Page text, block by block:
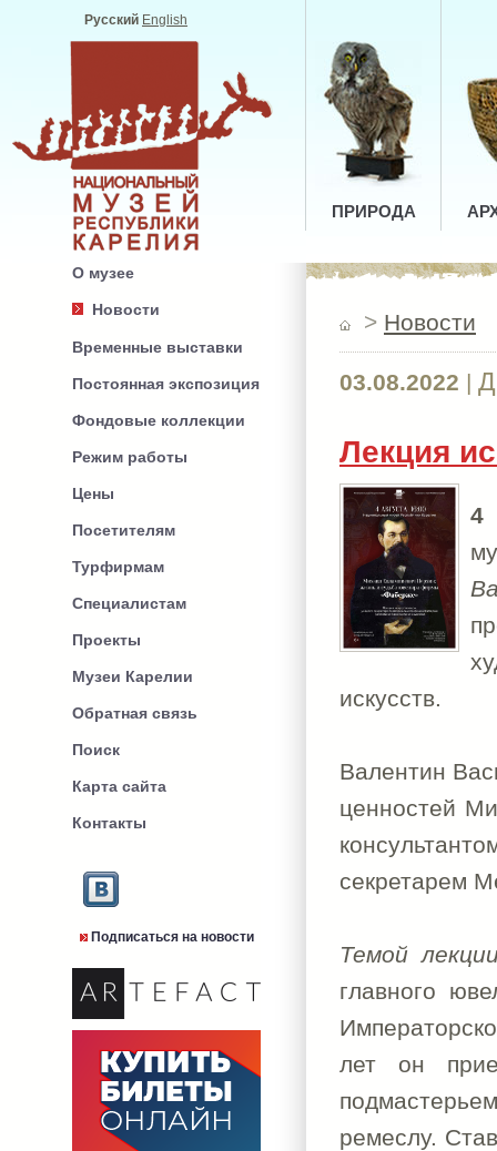
Русский English
ПРИРОДА
О музее
Новости
Временные выставки
Постоянная экспозиция
Фондовые коллекции
Режим работы
Цены
Посетителям
Турфирмам
Специалистам
Проекты
Музеи Карелии
Обратная связь
Поиск
Карта сайта
Контакты
Подписаться на новости
> Новости
03.08.2022 |
Лекция
4
искусств.
Валентин
ценностей
секретарем
Темой
главного
лет он
ремеслу.